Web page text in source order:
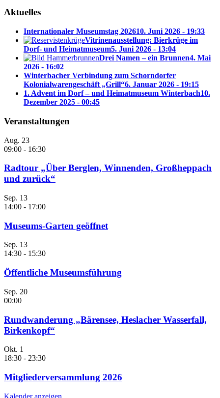
Aktuelles
Internationaler Museumstag 202610. Juni 2026 - 19:33
Vitrinenausstellung: Bierkrüge im
Dorf- und Heimatmuseum5. Juni 2026 - 13:04
Drei Namen – ein Brunnen4. Mai
2026 - 16:02
Winterbacher Verbindung zum Schorndorfer
Kolonialwarengeschäft „Grill“6. Januar 2026 - 19:15
1. Advent im Dorf – und Heimatmuseum Winterbach10.
Dezember 2025 - 00:45
Veranstaltungen
Aug. 23
09:00 - 16:30
Radtour „Über Berglen, Winnenden, Großheppach
und zurück“
Sep. 13
14:00 - 17:00
Museums-Garten geöffnet
Sep. 13
14:30 - 15:30
Öffentliche Museumsführung
Sep. 20
00:00
Rundwanderung „Bärensee, Heslacher Wasserfall,
Birkenkopf“
Okt. 1
18:30 - 23:30
Mitgliederversammlung 2026
Kalender anzeigen